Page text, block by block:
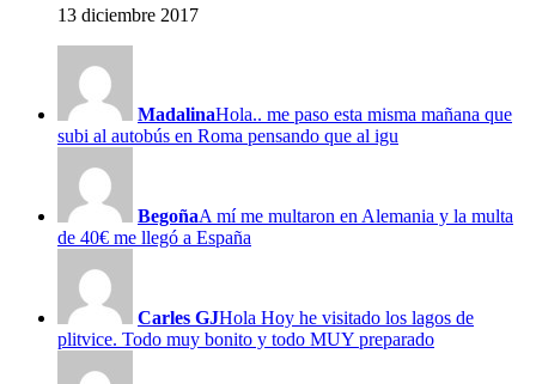
13 diciembre 2017
MadalinaHola.. me paso esta misma mañana que
subi al autobús en Roma pensando que al igu
BegoñaA mí me multaron en Alemania y la multa
de 40€ me llegó a España
Carles GJHola Hoy he visitado los lagos de
plitvice. Todo muy bonito y todo MUY preparado